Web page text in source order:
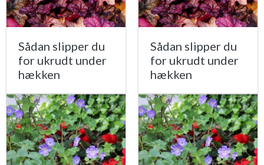
Sådan slipper du
for ukrudt under
hækken
Sådan slipper du
for ukrudt under
hækken